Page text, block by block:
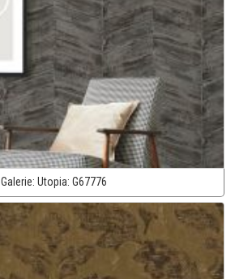
Galerie: Utopia: G67776